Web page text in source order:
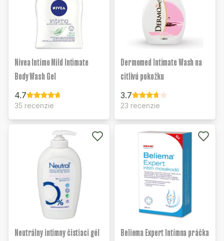
Nivea Intimo Mild Intimate
Body Wash Gel
4.7
35 recenzie
Dermomed Intimate Wash na
citlivú pokožku
3.7
23 recenzie
Neutrálny intímny čistiaci gél
Beliema Expert Intímna práčka